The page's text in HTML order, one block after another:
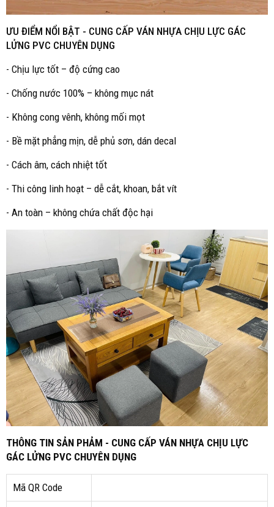
ƯU ĐIỂM NỔI BẬT - CUNG CẤP VÁN NHỰA CHỊU LỰC GÁC
LỬNG PVC CHUYÊN DỤNG
- Chịu lực tốt – độ cứng cao
- Chống nước 100% – không mục nát
- Không cong vênh, không mối mọt
- Bề mặt phẳng mịn, dễ phủ sơn, dán decal
- Cách âm, cách nhiệt tốt
- Thi công linh hoạt – dễ cắt, khoan, bắt vít
- An toàn – không chứa chất độc hại
THÔNG TIN SẢN PHẢM - CUNG CẤP VÁN NHỰA CHỊU LỰC
GÁC LỬNG PVC CHUYÊN DỤNG
Mã QR Code